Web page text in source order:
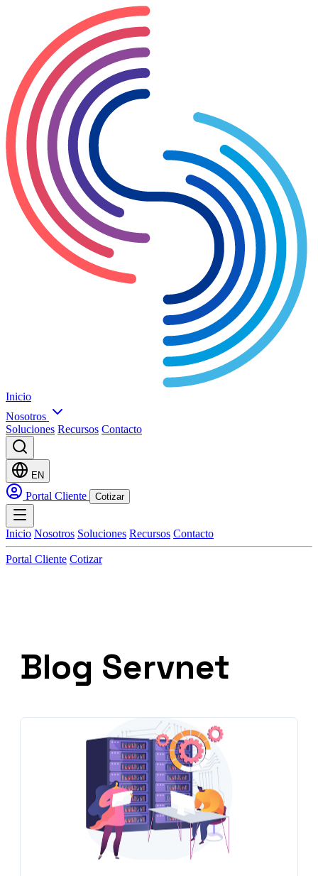
Inicio
Nosotros
Soluciones Recursos Contacto
EN
Portal Cliente Cotizar
Inicio Nosotros Soluciones Recursos Contacto
Portal Cliente Cotizar
Blog Servnet